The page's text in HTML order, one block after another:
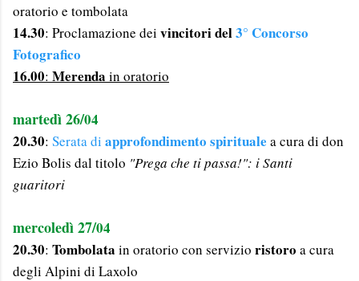
oratorio e tombolata
14.30: Proclamazione dei vincitori del3° Concorso
Fotografico
16.00: Merenda in oratorio
martedì 26/04
20.30: Serata di approfondimento spirituale a cura di don
Ezio Bolis dal titolo "Prega che ti passa!": i Santi
guaritori
mercoledì 27/04
20.30: Tombolata in oratorio con servizio ristoro a cura
degli Alpini di Laxolo